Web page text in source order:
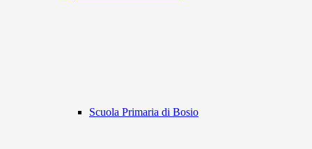
Scuola Primaria di Bosio